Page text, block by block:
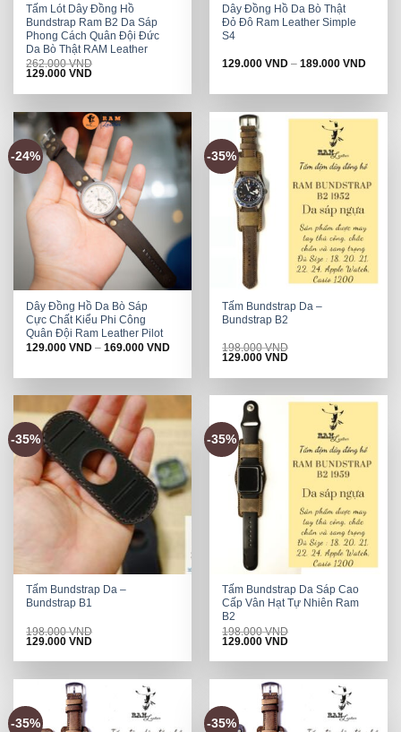
Tấm Lót Dây Đồng Hồ
Bundstrap Ram B2 Da Sáp
Phong Cách Quân Đội Đức
Da Bò Thật RAM Leather
262.000VND
Original
was:
129.000VNDCurrent
is:
Dây Đồng Hồ Da Bò Thật
Đỏ Đô Ram Leather Simple
S4
129.000VND –189.000VND
-24%
Dây Đồng Hồ Da Bò Sáp
Cực Chất Kiểu Phi Công
Quân Đội Ram Leather Pilot
129.000VND –169.000VND
-35%
Tấm Bundstrap Da –
Bundstrap B2
198.000VND
Original
was:
129.000VNDCurrent
is:
-35%
Tấm Bundstrap Da –
Bundstrap B1
198.000VND
Original
was:
129.000VNDCurrent
is:
-35%
Tấm Bundstrap Da Sáp Cao
Cấp Vân Hạt Tự Nhiên Ram
B2
198.000VND
Original
was:
129.000VNDCurrent
is:
-35% -35%